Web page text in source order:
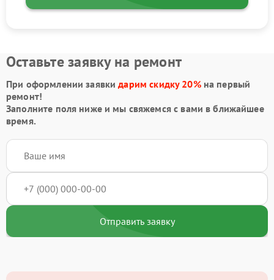
Оставьте заявку на ремонт
При оформлении заявкидарим скидку 20%на первый
ремонт!
Заполните поля ниже и мы свяжемся с вами в ближайшее
время.
Отправить заявку